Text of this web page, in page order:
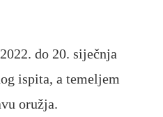
do 20. siječnja
ispita, a temeljem
oružja.